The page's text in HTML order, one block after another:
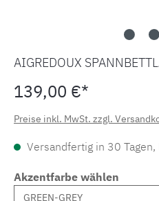
AIGREDOUX
139,00 €*
Preise inkl. MwSt. zzgl.
Versandfertig in 30
Akzentfarbe wählen